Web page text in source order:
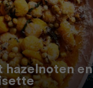
hazelnoten en